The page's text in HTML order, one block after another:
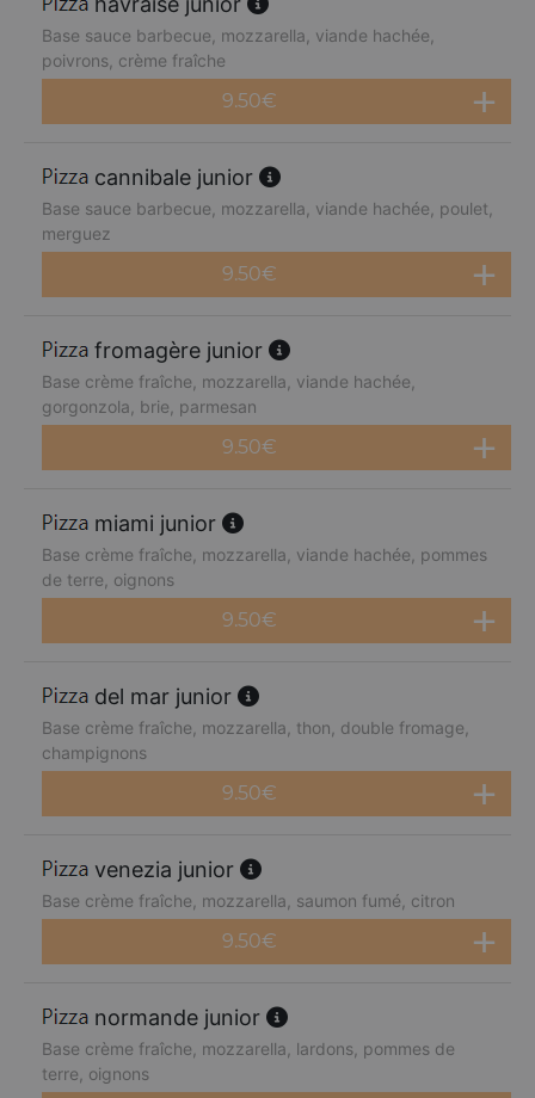
Base sauce barbecue, mozzarella, viande hachée,
poivrons, crème fraîche
9.50€
cannibale junior
Base sauce barbecue, mozzarella, viande hachée, poulet,
merguez
9.50€
fromagère junior
Base crème fraîche, mozzarella, viande hachée,
gorgonzola, brie, parmesan
9.50€
miami junior
Base crème fraîche, mozzarella, viande hachée, pommes
de terre, oignons
9.50€
del mar junior
Base crème fraîche, mozzarella, thon, double fromage,
champignons
9.50€
venezia junior
Base crème fraîche, mozzarella, saumon fumé, citron
9.50€
normande junior
Base crème fraîche, mozzarella, lardons, pommes de
terre, oignons